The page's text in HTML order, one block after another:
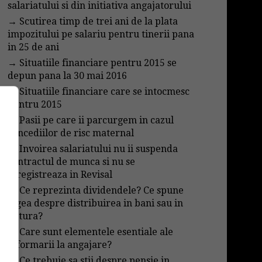
salariatului si din initiativa angajatorului
→ Scutirea timp de trei ani de la plata
impozitului pe salariu pentru tinerii pana
in 25 de ani
→ Situatiile financiare pentru 2015 se
depun pana la 30 mai 2016
→Situatiile financiare care se intocmesc
pentru 2015
→Pasii pe care ii parcurgem in cazul
concediilor de risc maternal
→Invoirea salariatului nu ii suspenda
contractul de munca si nu se
inregistreaza in Revisal
Ce reprezinta dividendele? Ce spune
legea despre distribuirea in bani sau in
natura?
Care sunt elementele esentiale ale
informarii la angajare?